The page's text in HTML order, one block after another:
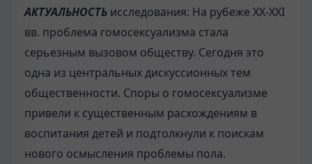
АКТУАЛЬНОСТЬ исследования: На рубеже ХХ-ХХІ
вв. проблема гомосексуализма стала
серьезным вызовом обществу. Сегодня это
одна из центральных дискуссионных тем
общественности. Споры о гомосексуализме
привели к существенным расхождениям в
воспитания детей и подтолкнули к поискам
нового осмысления проблемы пола.